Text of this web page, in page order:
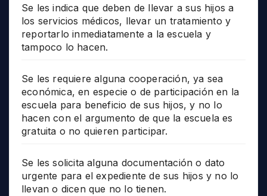
Se les indica que deben de llevar a sus hijos a
los servicios médicos, llevar un tratamiento y
reportarlo inmediatamente a la escuela y
tampoco lo hacen.
Se les requiere alguna cooperación, ya sea
económica, en especie o de participación en la
escuela para beneficio de sus hijos, y no lo
hacen con el argumento de que la escuela es
gratuita o no quieren participar.
Se les solicita alguna documentación o dato
urgente para el expediente de sus hijos y no lo
llevan o dicen que no lo tienen.